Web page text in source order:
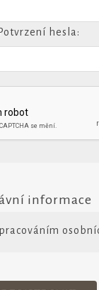
Potvrzení hesla:
informace